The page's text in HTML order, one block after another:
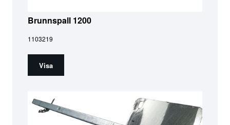
Brunnspall 1200
1103219
Visa